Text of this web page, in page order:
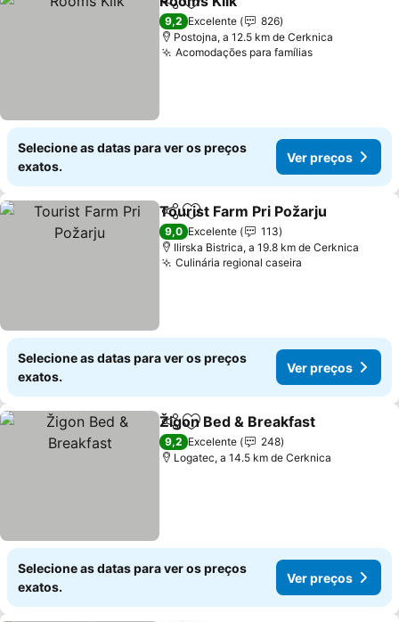
PartilharAdicionar aos favoritos
9,2 Excelente
826
Postojna, a 12.5 km de Cerknica
Acomodações para famílias
Selecione as datas para ver os preços
exatos.
Ver preços
PartilharAdicionar aos favoritos
Tourist Farm Pri Požarju
9,0 Excelente
113
Ilirska Bistrica, a 19.8 km de Cerknica
Culinária regional caseira
Selecione as datas para ver os preços
exatos.
Ver preços
PartilharAdicionar aos favoritos
Žigon Bed & Breakfast
9,2 Excelente
248
Logatec, a 14.5 km de Cerknica
Selecione as datas para ver os preços
exatos.
Ver preços